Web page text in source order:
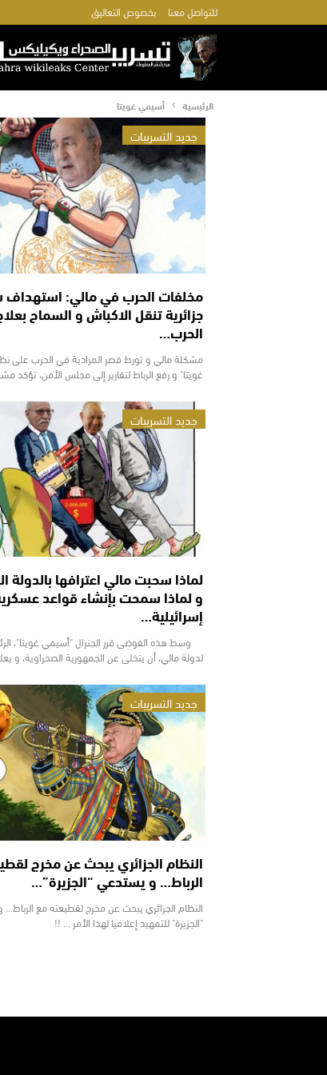
للتواصل معنا بخصوص التعاليق
الرئيسية أسيمي غويتا
جديد التسريبات
مخلفات الحرب في مالي: استهداف
جزائرية تنقل الاكباش و السماح
الحرب…
مشكلة مالي و تورط قصر المرادية في الحرب على
غويتا" و رفع الرباط لتقارير إلى مجلس الأمن، تؤكد
جديد التسريبات
لماذا سحبت مالي اعترافها بالدولة
و لماذا سمحت بإنشاء قواعد
إسرائيلية…
وسط هذه الفوضى قرر الجنرال "أسيمي غويتا"،
لدولة مالي، أن يتخلى عن الجمهورية الصحراوية، و
جديد التسريبات
النظام الجزائري يبحث عن مخرج
الرباط… و يستدعي “الجزيرة”…
النظام الجزائري يبحث عن مخرج لقطيعته مع
"الجزيرة" للتمهيد إعلاميا لهذا الأمر ... !!